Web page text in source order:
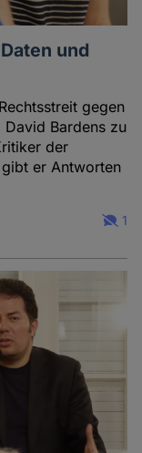
und
gegen
Bardens zu
der
er Antworten
1